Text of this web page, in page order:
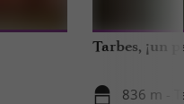
Tarbes, ¡un
836 m -